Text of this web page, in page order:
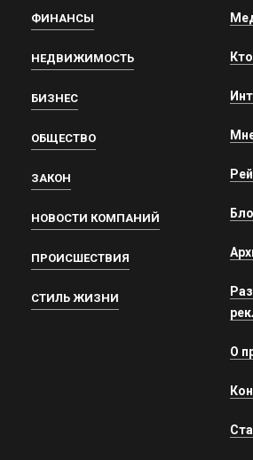
ФИНАНСЫ
НЕДВИЖИМОСТЬ
БИЗНЕС
ОБЩЕСТВО
ЗАКОН
НОВОСТИ КОМПАНИЙ
ПРОИСШЕСТВИЯ
СТИЛЬ ЖИЗНИ
О